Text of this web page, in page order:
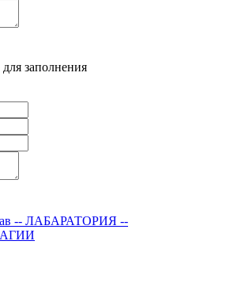
заполнения
-- ЛАБАРАТОРИЯ --